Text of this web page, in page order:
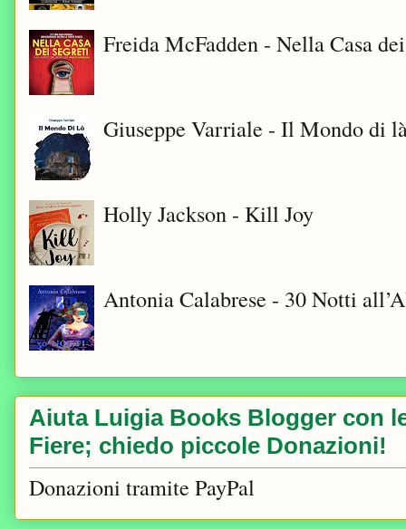
Freida McFadden - Nella Casa
Giuseppe Varriale - Il Mondo di
Holly Jackson - Kill Joy
Antonia Calabrese - 30 Notti
Aiuta Luigia Books Blogger con
Fiere; chiedo piccole Donazioni!
Donazioni tramite PayPal